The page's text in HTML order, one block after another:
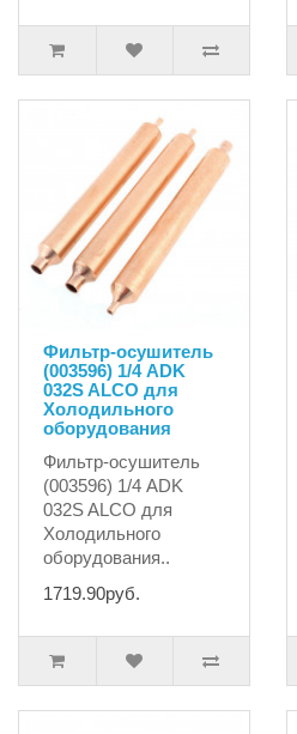
Фильтр-осушитель
(003596) 1/4 ADK
032S ALCO для
Холодильного
оборудования
Фильтр-осушитель
(003596) 1/4 ADK
032S ALCO для
Холодильного
оборудования..
1719.90руб.